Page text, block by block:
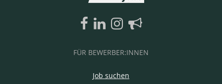
FÜR BEWERBER:INNEN
Job suchen